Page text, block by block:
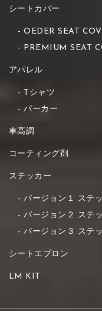
シートカバー
OEDER SEAT
PREMIUM SEAT
アパレル
Tシャツ
パーカー
車高調
コーティング剤
ステッカー
バージョン１ ステ
バージョン２ ステ
バージョン３ ステ
シートエプロン
LM KIT